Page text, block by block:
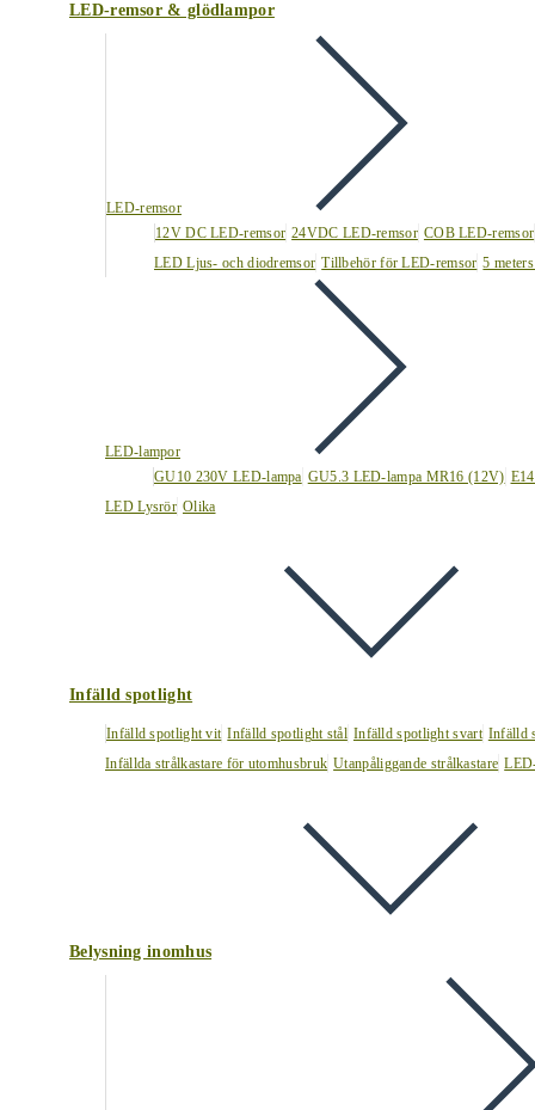
LED-remsor & glödlampor
LED-remsor
12V DC LED-remsor 24VDC LED-remsor COB LED-remsor
LED Ljus- och diodremsor Tillbehör för LED-remsor 5
LED-lampor
GU10 230V LED-lampa GU5.3 LED-lampa MR16 (12V)
LED Lysrör Olika
Infälld spotlight
Infälld spotlight vit Infälld spotlight stål Infälld spotlight svart Infälld
Infällda strålkastare för utomhusbruk Utanpåliggande strålkastare
Belysning inomhus